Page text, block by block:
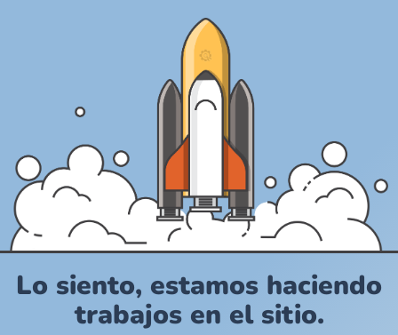
Lo siento, estamos haciendo
trabajos en el sitio.